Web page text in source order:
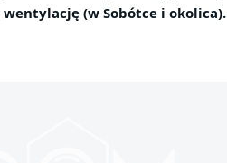
wentylację (w Sobótce i okolica).